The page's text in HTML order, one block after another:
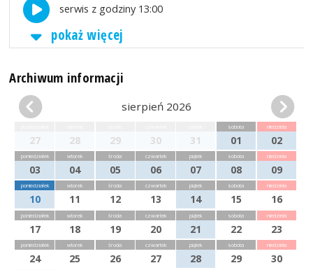
serwis z godziny 13:00
pokaż więcej
Archiwum informacji
sierpień 2026
27 28 29 30 31
sobota
01
niedziela
02
poniedziałek
03
wtorek
04
środa
05
czwartek
06
piątek
07
sobota
08
niedziela
09
poniedziałek
10
wtorek
11
środa
12
czwartek
13
piątek
14
sobota
15
niedziela
16
poniedziałek
17
wtorek
18
środa
19
czwartek
20
piątek
21
sobota
22
niedziela
23
poniedziałek
24
wtorek
25
środa
26
czwartek
27
piątek
28
sobota
29
niedziela
30